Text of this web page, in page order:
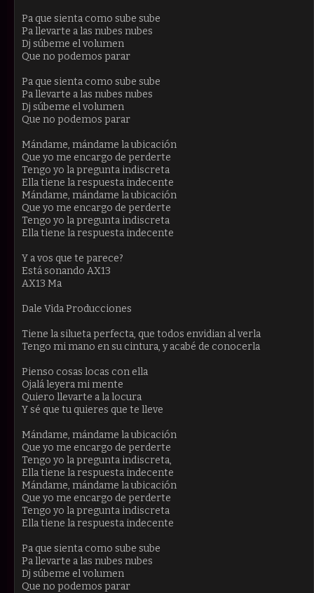
Pa que sienta como sube sube
Pa llevarte a las nubes nubes
Dj súbeme el volumen
Que no podemos parar
Pa que sienta como sube sube
Pa llevarte a las nubes nubes
Dj súbeme el volumen
Que no podemos parar
Mándame, mándame la ubicación
Que yo me encargo de perderte
Tengo yo la pregunta indiscreta
Ella tiene la respuesta indecente
Mándame, mándame la ubicación
Que yo me encargo de perderte
Tengo yo la pregunta indiscreta
Ella tiene la respuesta indecente
Y a vos que te parece?
Está sonando AX13
AX13 Ma
Dale Vida Producciones
Tiene la silueta perfecta, que todos envidian al verla
Tengo mi mano en su cintura, y acabé de conocerla
Pienso cosas locas con ella
Ojalá leyera mi mente
Quiero llevarte a la locura
Y sé que tu quieres que te lleve
Mándame, mándame la ubicación
Que yo me encargo de perderte
Tengo yo la pregunta indiscreta,
Ella tiene la respuesta indecente
Mándame, mándame la ubicación
Que yo me encargo de perderte
Tengo yo la pregunta indiscreta
Ella tiene la respuesta indecente
Pa que sienta como sube sube
Pa llevarte a las nubes nubes
Dj súbeme el volumen
Que no podemos parar